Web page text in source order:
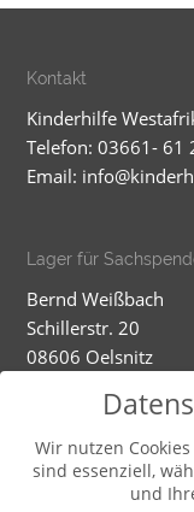
Kontakt
Kinderhilfe
Telefon: 03661- 61
Email:
Lager für
Bernd Weißbach
Schillerstr. 20
08606 Oelsnitz
Dienstag - Mittwoch
9-12.00 und 13-
Wir nutzen
sind essenziell,
und